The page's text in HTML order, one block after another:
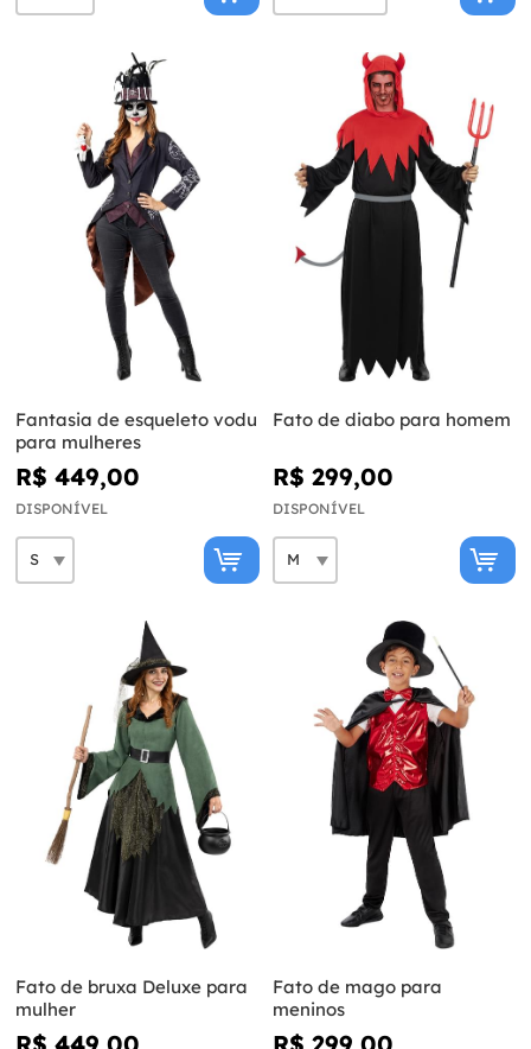
Fantasia de esqueleto vodu
para mulheres
R$ 449,00
DISPONÍVEL
Fato de diabo para homem
R$ 299,00
DISPONÍVEL
Fato de bruxa Deluxe para
mulher
Fato de mago para
meninos